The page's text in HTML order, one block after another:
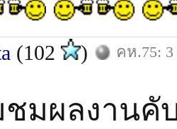
(102 ) คห.75:
ชมผลงานคั